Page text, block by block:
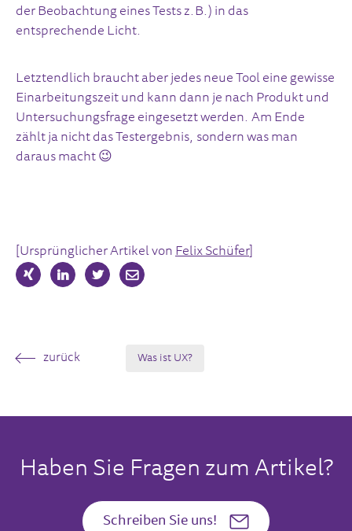
der Beobachtung eines Tests z.B.) in das
entsprechende Licht.
Letztendlich braucht aber jedes neue Tool eine gewisse
Einarbeitungszeit und kann dann je nach Produkt und
Untersuchungsfrage eingesetzt werden. Am Ende
zählt ja nicht das Testergebnis, sondern was man
daraus macht 😉
[Ursprünglicher Artikel von Felix Schüfer]
zurück Was ist UX?
Haben Sie Fragen zum Artikel?
Schreiben Sie uns!